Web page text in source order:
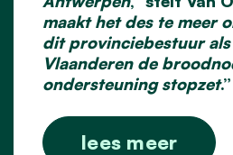
maakt het des te meer
dit provinciebestuur als
Vlaanderen de
ondersteuning stopzet.”
lees meer